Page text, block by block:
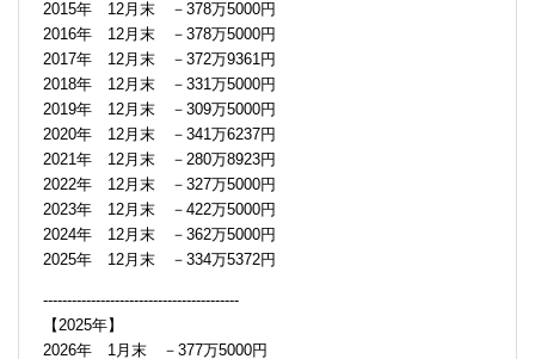
2015年 12月末 －378万5000円
2016年 12月末 －378万5000円
2017年 12月末 －372万9361円
2018年 12月末 －331万5000円
2019年 12月末 －309万5000円
2020年 12月末 －341万6237円
2021年 12月末 －280万8923円
2022年 12月末 －327万5000円
2023年 12月末 －422万5000円
2024年 12月末 －362万5000円
2025年 12月末 －334万5372円
-----------------------------------------
【2025年】
2026年 1月末 －377万5000円